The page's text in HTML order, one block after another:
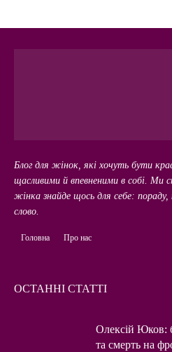
Блог для жінок, які хочуть бути
щасливими й впевненими в собі. Ми
жінка знайде щось для себе:
слово.
Головна Про нас
ОСТАННІ СТАТТІ
Олексій Юков:
та смерть на